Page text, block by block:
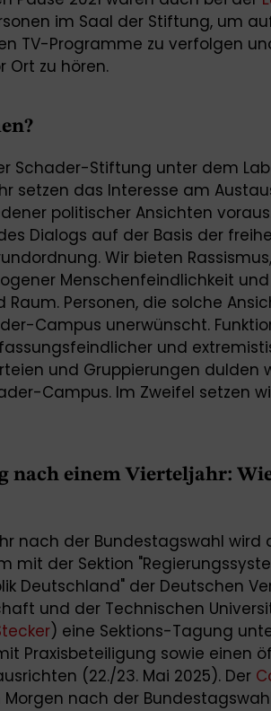
im Saal der Stiftung, um
TV-Programme zu verfolgen
Ort zu hören.
Schader-Stiftung unter dem
setzen das Interesse am
politischer Ansichten
Dialogs auf der Basis der
Wir bieten
Menschenfeindlichkeit
Raum. Personen, die solche
Campus unerwünscht.
und
und Gruppierungen dulden
Campus. Im Zweifel setzen
nach einem Vierteljahr:
nach der Bundestagswahl wird
mit der Sektion
Deutschland" der Deutschen
und der Technischen
) eine Sektions-Tagung
Praxisbeteiligung sowie einen
(22./23. Mai 2025). Der
nach der